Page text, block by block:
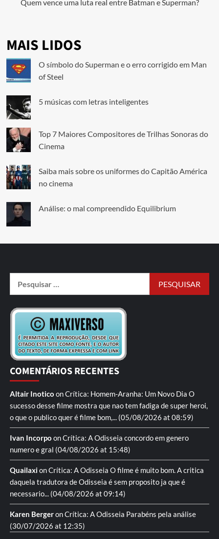
Quem vence uma luta real entre Batman e Superman?
MAIS LIDOS
O símbolo do Superman e o erro corrigido em Man
of Steel
5 músicas com letras inteligentes
Top 7 Maiores Compositores de Trilhas Sonoras do
Cinema
Saiba mais sobre os uniformes do Capitão América
no cinema
Análise: o mal compreendido Equilibrium
COMENTÁRIOS RECENTES
Altair Inotico onCrítica: Homem-Aranha: Um Novo Dia O
sucesso desse filme mostra que nao tem fadiga de super heroi,
o que o publico quer é filme bom,... (05/08/2026 at 08:59)
Ivan Incorpo onCrítica: A Odisseia concordo em genero
numero e gral (04/08/2026 at 15:48)
QuailaxionCrítica: A Odisseia O filme é muito bom. A critica
daquela tradutora de Odisseia é sem proposito ja que é
necessario... (04/08/2026 at 09:14)
Karen BergeronCrítica: A Odisseia Parabéns pela análise
(30/07/2026 at 12:35)